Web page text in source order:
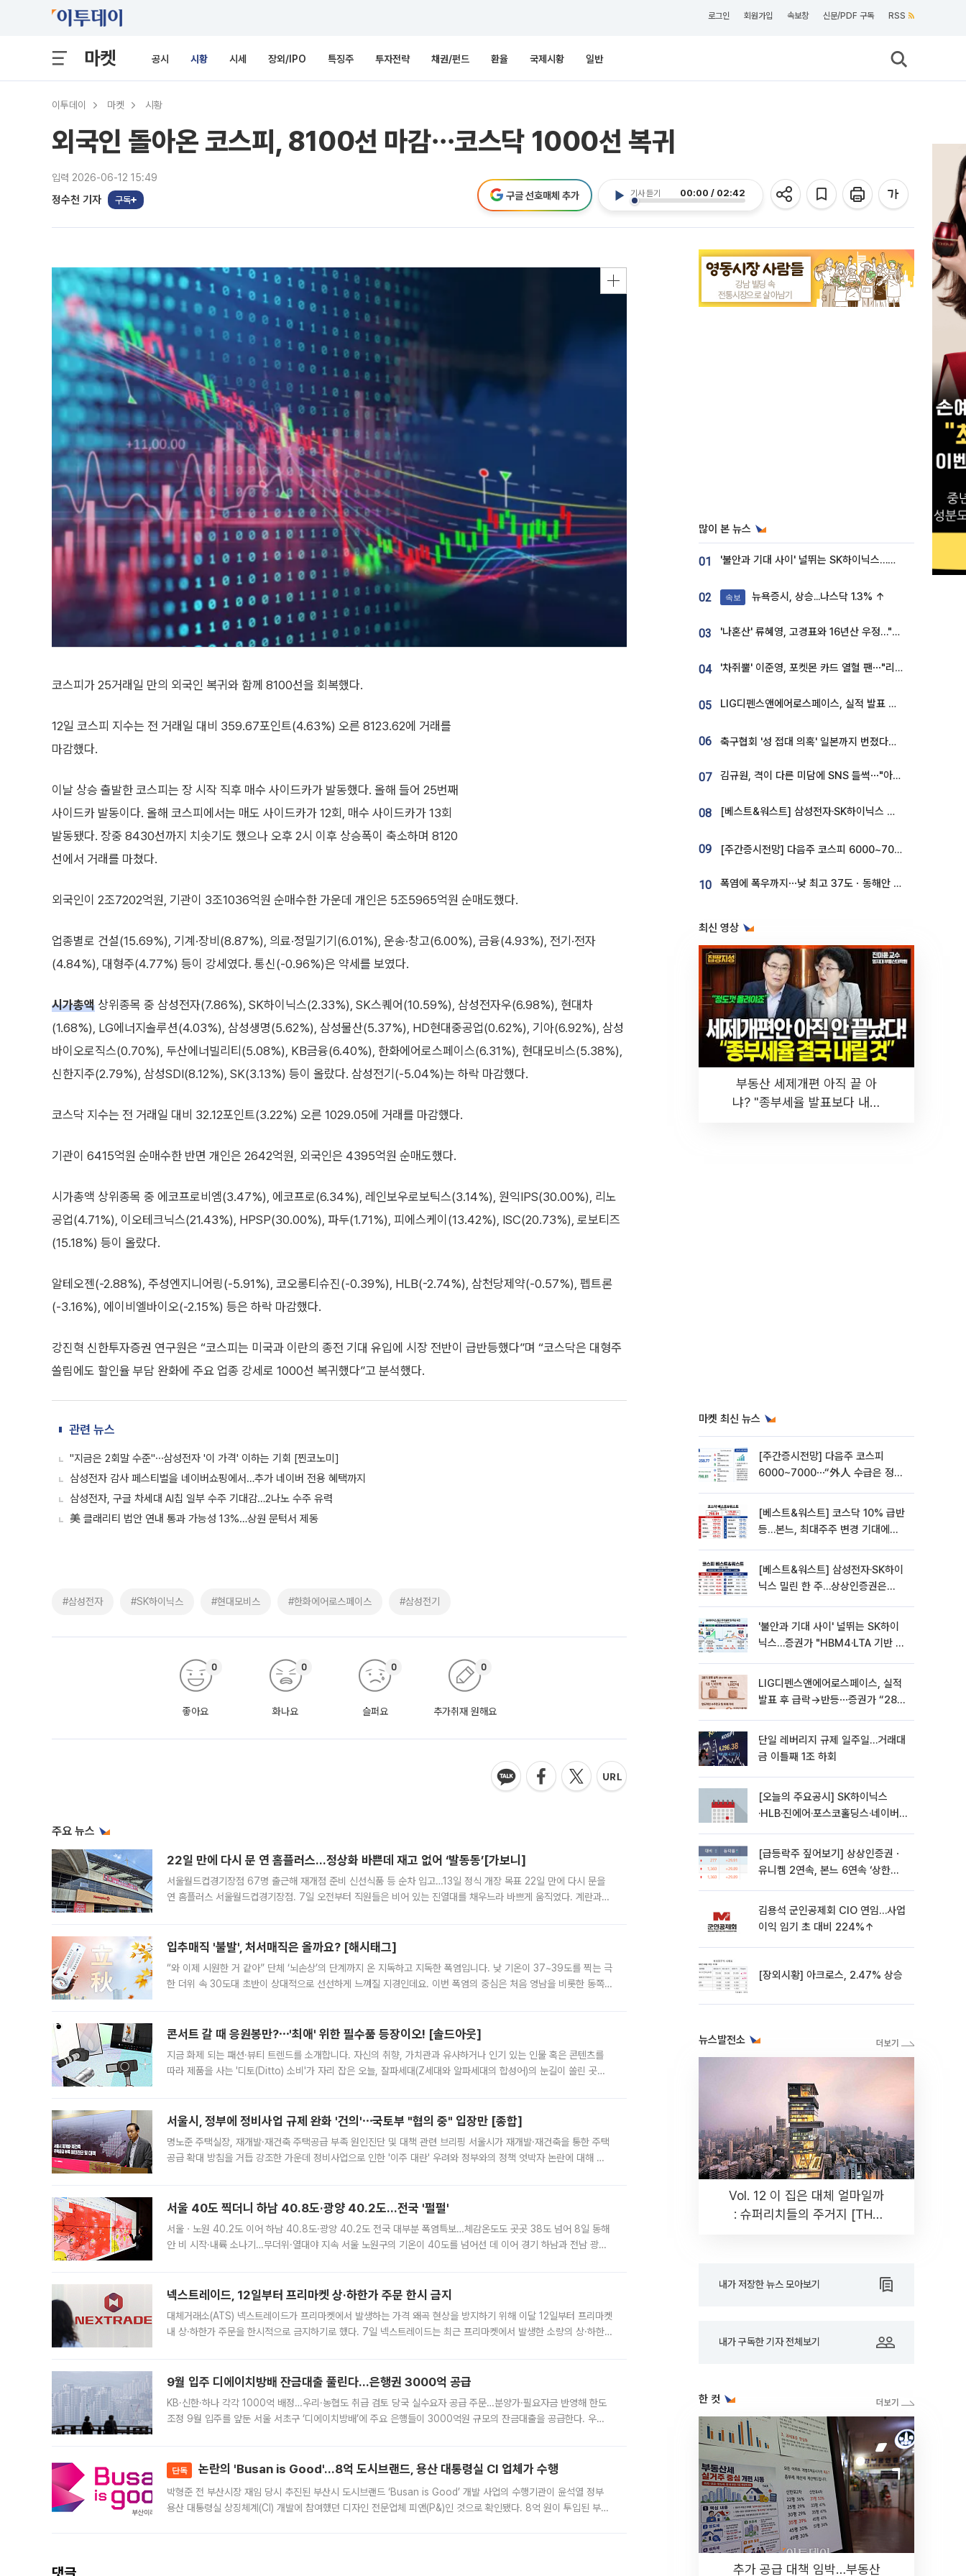
로그인 회원가입 속보창 신문/PDF 구독 RSS
마켓 공시 시황 시세 장외/IPO 특징주 투자전략 채권/펀드 환율 국제시황 일반
이투데이 마켓 시황
외국인 돌아온 코스피, 8100선 마감⋯코스닥 1000선 복귀
입력 2026-06-12 15:49
정수천 기자 구독
기사 듣기 00:00 / 02:42
구글 선호매체 추가
코스피가 25거래일 만의 외국인 복귀와 함께 8100선을 회복했다.
12일 코스피 지수는 전 거래일 대비 359.67포인트(4.63%) 오른 8123.62에 거래를
마감했다.
이날 상승 출발한 코스피는 장 시작 직후 매수 사이드카가 발동했다. 올해 들어 25번째
사이드카 발동이다. 올해 코스피에서는 매도 사이드카가 12회, 매수 사이드카가 13회
발동됐다. 장중 8430선까지 치솟기도 했으나 오후 2시 이후 상승폭이 축소하며 8120
선에서 거래를 마쳤다.
외국인이 2조7202억원, 기관이 3조1036억원 순매수한 가운데 개인은 5조5965억원 순매도했다.
업종별로 건설(15.69%), 기계·장비(8.87%), 의료·정밀기기(6.01%), 운송·창고(6.00%), 금융(4.93%), 전기·전자
(4.84%), 대형주(4.77%) 등이 강세였다. 통신(-0.96%)은 약세를 보였다.
시가총액 상위종목 중 삼성전자(7.86%), SK하이닉스(2.33%), SK스퀘어(10.59%), 삼성전자우(6.98%), 현대차
(1.68%), LG에너지솔루션(4.03%), 삼성생명(5.62%), 삼성물산(5.37%), HD현대중공업(0.62%), 기아(6.92%), 삼성
바이오로직스(0.70%), 두산에너빌리티(5.08%), KB금융(6.40%), 한화에어로스페이스(6.31%), 현대모비스(5.38%),
신한지주(2.79%), 삼성SDI(8.12%), SK(3.13%) 등이 올랐다. 삼성전기(-5.04%)는 하락 마감했다.
코스닥 지수는 전 거래일 대비 32.12포인트(3.22%) 오른 1029.05에 거래를 마감했다.
기관이 6415억원 순매수한 반면 개인은 2642억원, 외국인은 4395억원 순매도했다.
시가총액 상위종목 중 에코프로비엠(3.47%), 에코프로(6.34%), 레인보우로보틱스(3.14%), 원익IPS(30.00%), 리노
공업(4.71%), 이오테크닉스(21.43%), HPSP(30.00%), 파두(1.71%), 피에스케이(13.42%), ISC(20.73%), 로보티즈
(15.18%) 등이 올랐다.
알테오젠(-2.88%), 주성엔지니어링(-5.91%), 코오롱티슈진(-0.39%), HLB(-2.74%), 삼천당제약(-0.57%), 펩트론
(-3.16%), 에이비엘바이오(-2.15%) 등은 하락 마감했다.
강진혁 신한투자증권 연구원은 “코스피는 미국과 이란의 종전 기대 유입에 시장 전반이 급반등했다”며 “코스닥은 대형주
쏠림에도 할인율 부담 완화에 주요 업종 강세로 1000선 복귀했다”고 분석했다.
관련 뉴스
"지금은 2회말 수준"⋯삼성전자 '이 가격' 이하는 기회 [찐코노미]
삼성전자 감사 페스티벌을 네이버쇼핑에서…추가 네이버 전용 혜택까지
삼성전자, 구글 차세대 AI칩 일부 수주 기대감…2나노 수주 유력
美 클래리티 법안 연내 통과 가능성 13%…상원 문턱서 제동
#삼성전자 #SK하이닉스 #현대모비스 #한화에어로스페이스 #삼성전기
좋아요
0
화나요
0
슬퍼요
0
추가취재 원해요
0
주요 뉴스
22일 만에 다시 문 연 홈플러스…정상화 바쁜데 재고 없어 ‘발동동’[가보니]
서울월드컵경기장점 67명 출근해 재개점 준비 신선식품 등 순차 입고…13일 정식 개장 목표 22일 만에 다시 문을
연 홈플러스 서울월드컵경기장점. 7일 오전부터 직원들은 비어 있는 진열대를 채우느라 바쁘게 움직였다. 계란과
입추매직 '불발', 처서매직은 올까요? [해시태그]
“와 이제 시원한 거 같아” 단체 ‘뇌손상’의 단계까지 온 지독하고 지독한 폭염입니다. 낮 기온이 37~39도를 찍는 극
한 더위 속 30도대 초반이 상대적으로 선선하게 느껴질 지경인데요. 이번 폭염의 중심은 처음 영남을 비롯한 동쪽
콘서트 갈 때 응원봉만?⋯'최애' 위한 필수품 등장이오! [솔드아웃]
지금 화제 되는 패션·뷰티 트렌드를 소개합니다. 자신의 취향, 가치관과 유사하거나 인기 있는 인물 혹은 콘텐츠를
따라 제품을 사는 '디토(Ditto) 소비'가 자리 잡은 오늘, 잘파세대(Z세대와 알파세대의 합성어)의 눈길이 쏠린 곳은
서울시, 정부에 정비사업 규제 완화 '건의'⋯국토부 "협의 중" 입장만 [종합]
명노준 주택실장, 재개발·재건축 주택공급 부족 원인진단 및 대책 관련 브리핑 서울시가 재개발·재건축을 통한 주택
공급 확대 방침을 거듭 강조한 가운데 정비사업으로 인한 '이주 대란' 우려와 정부와의 정책 엇박자 논란에 대해 정
서울 40도 찍더니 하남 40.8도·광양 40.2도…전국 '펄펄'
서울ㆍ노원 40.2도 이어 하남 40.8도·광양 40.2도 전국 대부분 폭염특보…체감온도도 곳곳 38도 넘어 8일 동해
안 비 시작·내륙 소나기…무더위·열대야 지속 서울 노원구의 기온이 40도를 넘어선 데 이어 경기 하남과 전남 광양
넥스트레이드, 12일부터 프리마켓 상·하한가 주문 한시 금지
대체거래소(ATS) 넥스트레이드가 프리마켓에서 발생하는 가격 왜곡 현상을 방지하기 위해 이달 12일부터 프리마켓
내 상·하한가 주문을 한시적으로 금지하기로 했다. 7일 넥스트레이드는 최근 프리마켓에서 발생한 소량의 상·하한
9월 입주 디에이치방배 잔금대출 풀린다…은행권 3000억 공급
KB·신한·하나 각각 1000억 배정…우리·농협도 취급 검토 당국 실수요자 공급 주문…분양가·필요자금 반영해 한도
조정 9월 입주를 앞둔 서울 서초구 ‘디에이치방배’에 주요 은행들이 3000억원 규모의 잔금대출을 공급한다. 우리
단독 논란의 'Busan is Good'…8억 도시브랜드, 용산 대통령실 CI 업체가 수행
박형준 전 부산시장 재임 당시 추진된 부산시 도시브랜드 ‘Busan is Good’ 개발 사업의 수행기관이 윤석열 정부
용산 대통령실 상징체계(CI) 개발에 참여했던 디자인 전문업체 피앤(P&)인 것으로 확인됐다. 8억 원이 투입된 부산
많이 본 뉴스
01 '불안과 기대 사이' 널뛰는 SK하이닉스…증권가 "HBM4·LTA 기반 펀터멘털 견고"
02 속보 뉴욕증시, 상승...나스닥 1.3% ↑
03 '나혼산' 류혜영, 고경표와 16년산 우정…"자취방서 부모님과 마주쳐"
04 '차쥐뿔' 이준영, 포켓몬 카드 열혈 팬⋯"리셀러 처단할 것"
05 LIG디펜스앤에어로스페이스, 실적 발표 후 급락→반등⋯증권가 “28년까지 튼튼”
06 축구협회 '성 접대 의혹' 일본까지 번졌다…日 심판 실명 공개
07 김규원, 격이 다른 미담에 SNS 들썩⋯"아이 속옷 빨고 졸업식도 참석"
08 [베스트&워스트] 삼성전자·SK하이닉스 밀린 한 주…상상인증권은 85% 급등
09 [주간증시전망] 다음주 코스피 6000~7000⋯“外人 수급은 정책이 변수”
10 폭염에 폭우까지⋯낮 최고 37도ㆍ동해안 강한 비 [날씨]
최신 영상
부동산 세제개편 아직 끝 아
냐? "종부세율 발표보다 내릴
마켓 최신 뉴스
[주간증시전망] 다음주 코스피
6000~7000⋯“外人 수급은 정책
[베스트&워스트] 코스닥 10% 급반
등…본느, 최대주주 변경 기대에
[베스트&워스트] 삼성전자·SK하이
닉스 밀린 한 주…상상인증권은
'불안과 기대 사이' 널뛰는 SK하이
닉스…증권가 "HBM4·LTA 기반 펀
LIG디펜스앤에어로스페이스, 실적
발표 후 급락→반등⋯증권가 “28년
단일 레버리지 규제 일주일…거래대
금 이틀째 1조 하회
[오늘의 주요공시] SK하이닉스
·HLB·진에어·포스코홀딩스·네이버·
[급등락주 짚어보기] 상상인증권ㆍ
유니켐 2연속, 본느 6연속 ‘상한
김용석 군인공제회 CIO 연임…사업
이익 임기 초 대비 224%↑
[장외시황] 아크로스, 2.47% 상승
뉴스발전소
Vol. 12 이 집은 대체 얼마일까
: 슈퍼리치들의 주거지 [THE
내가 저장한 뉴스 모아보기
내가 구독한 기자 전체보기
한 컷
추가 공급 대책 임박…부동산